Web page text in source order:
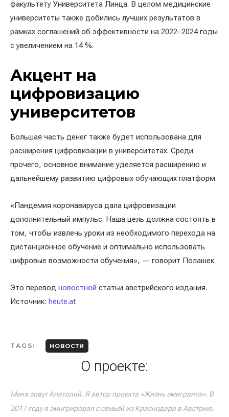
факультету Университета Линца. В целом медицинские
университеты также добились лучших результатов в
рамках соглашений об эффективности на 2022–2024 годы
с увеличением на 14 %.
Акцент на
цифровизацию
университетов
Большая часть денег также будет использована для
расширения цифровизации в университетах. Среди
прочего, основное внимание уделяется расширению и
дальнейшему развитию цифровых обучающих платформ.
«Пандемия коронавируса дала цифровизации
дополнительный импульс. Наша цель должна состоять в
том, чтобы извлечь уроки из необходимого перехода на
дистанционное обучение и оптимально использовать
цифровые возможности обучения», — говорит Полашек.
Это перевод новостной статьи австрийского издания.
Источник: heute.at
TAGS: НОВОСТИ
О проекте:
Меня зовут Анатолий. Я автор проекта «Жизнь эмигранта». В
2017 году я эмигрировал с семьёй из Краснодара в Австрию.